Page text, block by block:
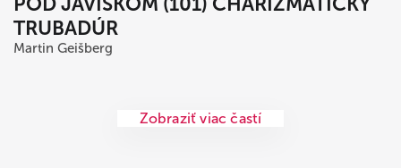
TRUBADÚR
Martin Geišberg
Zobraziť viac častí